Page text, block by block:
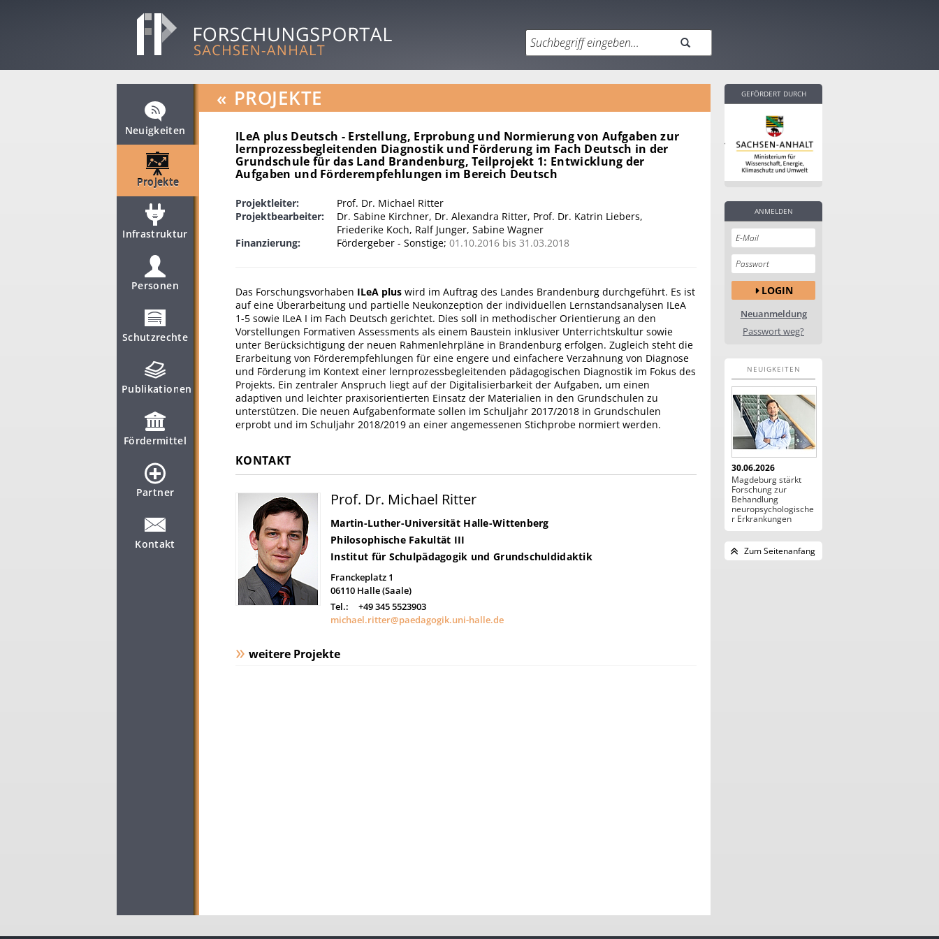
Neuigkeiten
Projekte
Infrastruktur
Personen
Schutzrechte
Publikationen
Fördermittel
Partner
Kontakt
« PROJEKTE
ILeA plus Deutsch - Erstellung, Erprobung und Normierung von Aufgaben zur
lernprozessbegleitenden Diagnostik und Förderung im Fach Deutsch in der
Grundschule für das Land Brandenburg, Teilprojekt 1: Entwicklung der
Aufgaben und Förderempfehlungen im Bereich Deutsch
Projektleiter:
Prof. Dr. Michael Ritter
Projektbearbeiter:
Dr. Sabine Kirchner, Dr. Alexandra Ritter, Prof. Dr. Katrin Liebers,
Friederike Koch, Ralf Junger, Sabine Wagner
Finanzierung:
Fördergeber - Sonstige; 01.10.2016 bis 31.03.2018
Das Forschungsvorhaben ILeA plus wird im Auftrag des Landes Brandenburg durchgeführt. Es ist
auf eine Überarbeitung und partielle Neukonzeption der individuellen Lernstandsanalysen ILeA
1-5 sowie ILeA I im Fach Deutsch gerichtet. Dies soll in methodischer Orientierung an den
Vorstellungen Formativen Assessments als einem Baustein inklusiver Unterrichtskultur sowie
unter Berücksichtigung der neuen Rahmenlehrpläne in Brandenburg erfolgen. Zugleich steht die
Erarbeitung von Förderempfehlungen für eine engere und einfachere Verzahnung von Diagnose
und Förderung im Kontext einer lernprozessbegleitenden pädagogischen Diagnostik im Fokus des
Projekts. Ein zentraler Anspruch liegt auf der Digitalisierbarkeit der Aufgaben, um einen
adaptiven und leichter praxisorientierten Einsatz der Materialien in den Grundschulen zu
unterstützen. Die neuen Aufgabenformate sollen im Schuljahr 2017/2018 in Grundschulen
erprobt und im Schuljahr 2018/2019 an einer angemessenen Stichprobe normiert werden.
KONTAKT
Prof. Dr. Michael Ritter
Martin-Luther-Universität Halle-Wittenberg
Philosophische Fakultät III
Institut für Schulpädagogik und Grundschuldidaktik
Franckeplatz 1
06110 Halle (Saale)
Tel.:
+49 345 5523903
michael.ritter@paedagogik.uni-halle.de
weitere Projekte
GEFÖRDERT DURCH
ANMELDEN
LOGIN
Neuanmeldung
Passwort weg?
NEUIGKEITEN
30.06.2026
Magdeburg stärkt
Forschung zur
Behandlung
neuropsychologische
r Erkrankungen
Zum Seitenanfang